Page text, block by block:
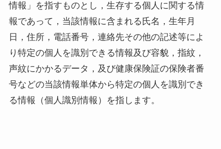
情報」を指すものとし，生存する個人に関する情
報であって，当該情報に含まれる氏名，生年月
日，住所，電話番号，連絡先その他の記述等によ
り特定の個人を識別できる情報及び容貌，指紋，
声紋にかかるデータ，及び健康保険証の保険者番
号などの当該情報単体から特定の個人を識別でき
る情報（個人識別情報）を指します。